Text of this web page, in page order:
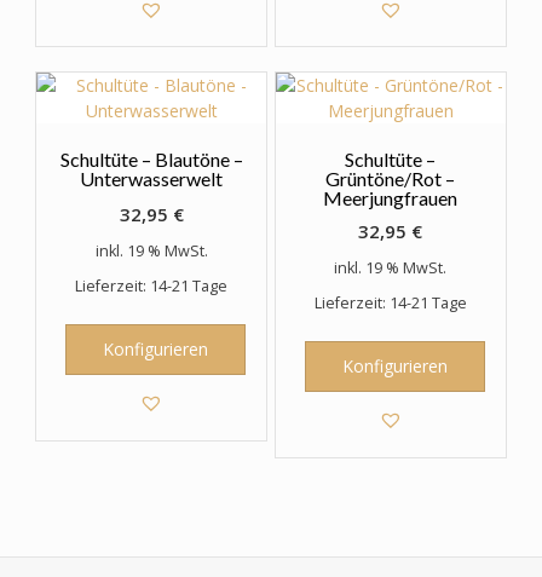
Schultüte – Blautöne –
Unterwasserwelt
32,95 €
inkl. 19 % MwSt.
Lieferzeit: 14-21 Tage
Konfigurieren
Schultüte –
Grüntöne/Rot –
Meerjungfrauen
32,95 €
inkl. 19 % MwSt.
Lieferzeit: 14-21 Tage
Konfigurieren